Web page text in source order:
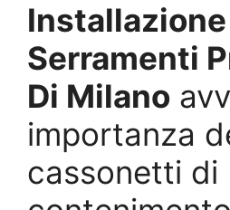
Installazione
Serramenti
Di Milano
importanza
cassonetti di